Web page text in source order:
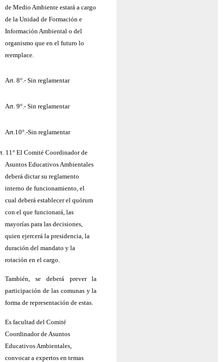
de Medio Ambiente estará a cargo
de la Unidad de Formación e
Información Ambiental o del
organismo que en el futuro lo
reemplace.
Art. 8°.- Sin reglamentar
Art. 9°.- Sin reglamentar
Art.10°.-Sin reglamentar
11° El Comité Coordinador de
Asuntos Educativos Ambientales
deberá dictar su reglamento
interno de funcionamiento, el
cual deberá establecer el quórum
con el que funcionará, las
mayorías para las decisiones,
quien ejercerá la presidencia, la
duración del mandato y la
rotación en el cargo.
También, se deberá prever la
participación de las comunas y la
forma de representación de estas.
Es facultad del Comité
Coordinador de Asuntos
Educativos Ambientales,
convocar a expertos en temas